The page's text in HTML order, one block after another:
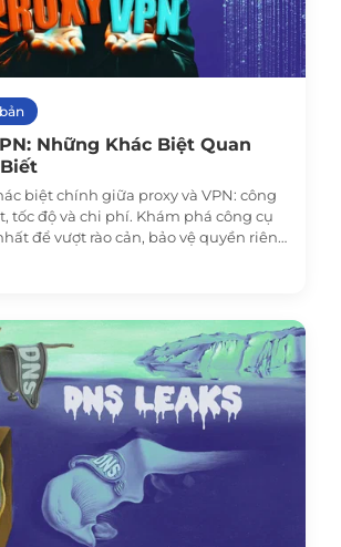
Những Khác Biệt Quan
biệt chính giữa proxy và VPN: công
tốc độ và chi phí. Khám phá công cụ
để vượt rào cản, bảo vệ quyền riêng
hoạt động kinh doanh.